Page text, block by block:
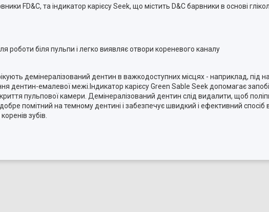
FD&C, та індикатор карієсу Seek, що містить D&C барвники в основі
роботи біля пульпи і легко виявляє отвори кореневого каналу
демінералізований дентин в важкодоступних місцях - наприклад,
дентин-емалевої межі.Індикатор карієсу Green Sable Seek допомагає
пульпової камери. Демінералізований дентин слід видалити, щоб
помітний на темному дентині і забезпечує швидкий і ефективний спосіб
зубів.